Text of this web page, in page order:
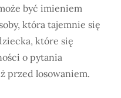
być imieniem
która tajemnie się
które się
o pytania
przed losowaniem.